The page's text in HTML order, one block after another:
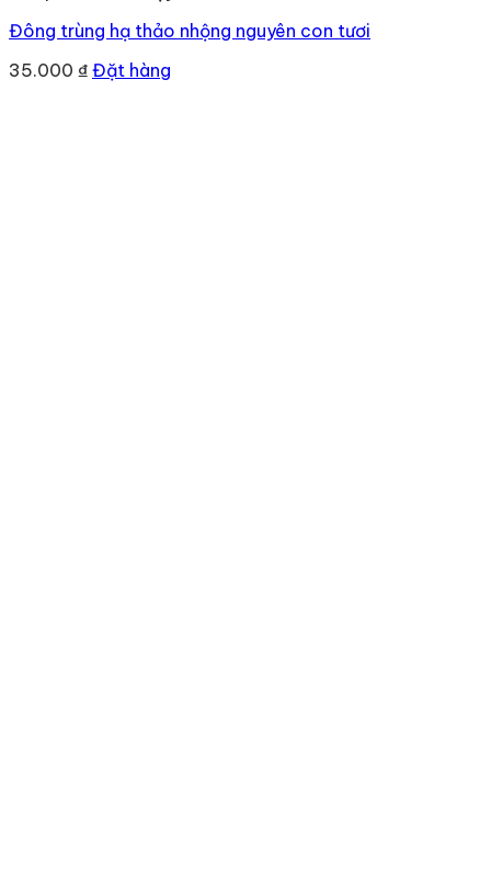
Đông trùng hạ thảo nhộng nguyên con tươi
35.000 ₫ Đặt hàng